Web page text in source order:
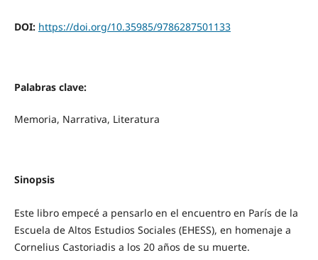
DOI: https://doi.org/10.35985/9786287501133
Palabras clave:
Memoria, Narrativa, Literatura
Sinopsis
Este libro empecé a pensarlo en el encuentro en París de la
Escuela de Altos Estudios Sociales (EHESS), en homenaje a
Cornelius Castoriadis a los 20 años de su muerte.